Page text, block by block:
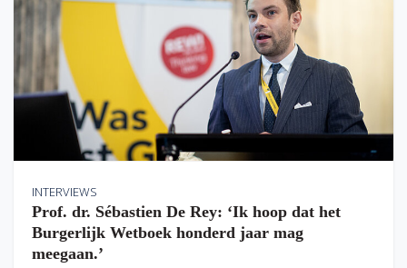
INTERVIEWS
Prof. dr. Sébastien De Rey: ‘Ik hoop dat het
Burgerlijk Wetboek honderd jaar mag
meegaan.’